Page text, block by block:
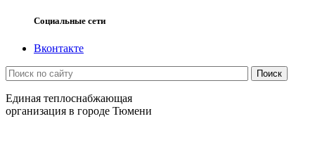
Социальные сети
Вконтакте
Единая теплоснабжающая
организация в городе Тюмени